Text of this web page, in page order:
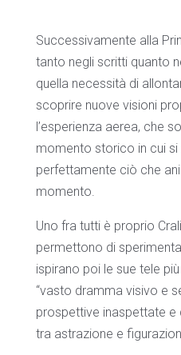
Successivamente alla
tanto negli scritti quanto
quella necessità di
scoprire nuove visioni
l’esperienza aerea, che
momento storico in cui
perfettamente ciò che
momento.
Uno fra tutti è proprio
permettono di
ispirano poi le sue tele
“vasto dramma visivo e
prospettive inaspettate
tra astrazione e